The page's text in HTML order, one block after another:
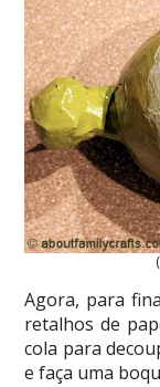
Agora, para
retalhos de
cola para
e faça uma